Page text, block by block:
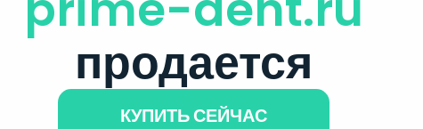
продается
КУПИТЬ СЕЙЧАС